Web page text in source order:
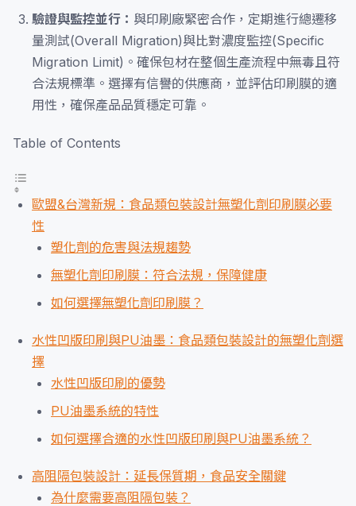
驗證與監控並行： 與印刷廠緊密合作，定期進行總遷移
量測試(Overall Migration)與比對濃度監控(Specific
Migration Limit)。確保包材在整個生產流程中無毒且符
合法規標準。選擇有信譽的供應商，並評估印刷膜的適
用性，確保產品品質穩定可靠。
Table of Contents
歐盟&台灣新規：食品類包裝設計無塑化劑印刷膜必要
性
塑化劑的危害與法規趨勢
無塑化劑印刷膜：符合法規，保障健康
如何選擇無塑化劑印刷膜？
水性凹版印刷與PU油墨：食品類包裝設計的無塑化劑選
擇
水性凹版印刷的優勢
PU油墨系統的特性
如何選擇合適的水性凹版印刷與PU油墨系統？
高阻隔包裝設計：延長保質期，食品安全關鍵
為什麼需要高阻隔包裝？